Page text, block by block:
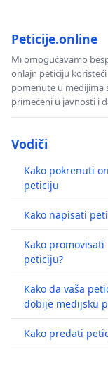
Peticije.online
Mi omogućavamo
onlajn peticiju
pomenute u medijima
primećeni u javnosti i
Vodiči
Kako pokrenuti
peticiju
Kako napisati
Kako promovisati
peticiju?
Kako da vaša
dobije medijsku
Kako predati